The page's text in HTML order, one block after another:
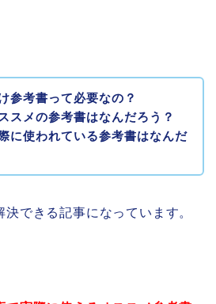
参考書って必要なの？
スメの参考書はなんだろう？
に使われている参考書はなんだ
できる記事になっています。